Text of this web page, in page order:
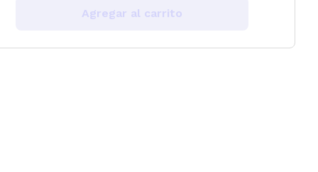
Agregar al carrito